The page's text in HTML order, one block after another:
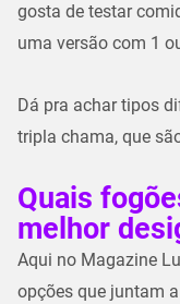
gosta de testar
uma versão com 1
Dá pra achar tipos
tripla chama, que
Quais
melhor
Aqui no Magazine
opções que juntam